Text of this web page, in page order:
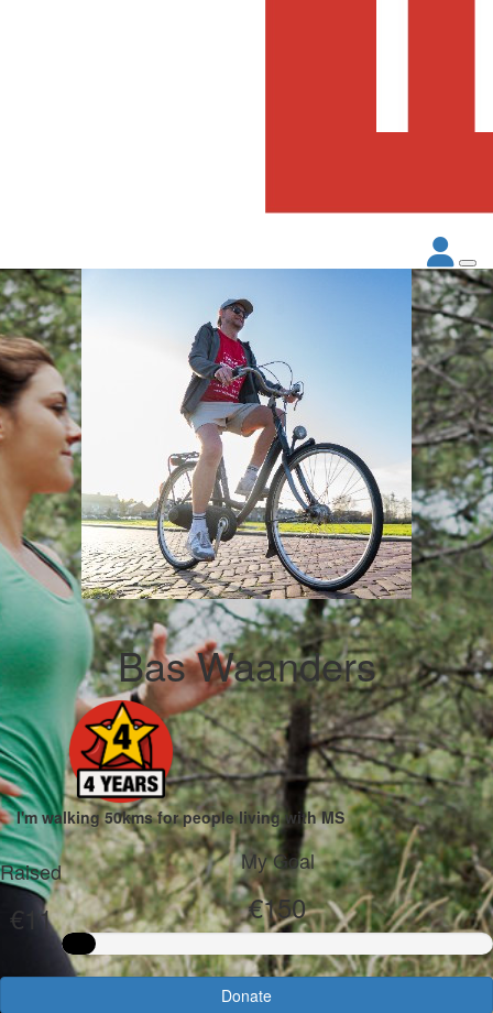
Bas Waanders
I'm walking 50kms for people living with MS
Raised
€11
My Goal
€150
Donate